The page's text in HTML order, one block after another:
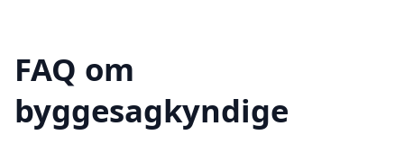
FAQ om
byggesagkyndige